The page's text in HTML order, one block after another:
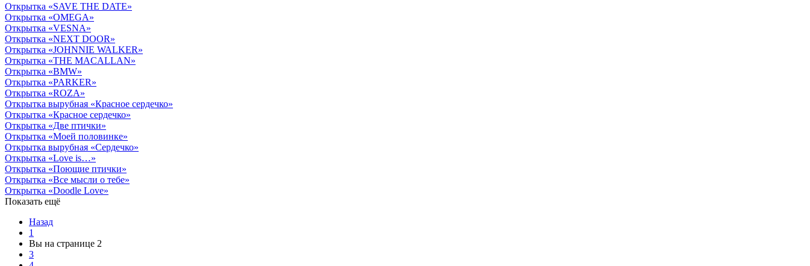
Открытка «SAVE THE DATE»
Открытка «OMEGA»
Открытка «VESNA»
Открытка «NEXT DOOR»
Открытка «JOHNNIE WALKER»
Открытка «THE MACALLAN»
Открытка «BMW»
Открытка «PARKER»
Открытка «ROZA»
Открытка вырубная «Красное сердечко»
Открытка «Красное сердечко»
Открытка «Две птички»
Открытка «Моей половинке»
Открытка вырубная «Сердечко»
Открытка «Love is…»
Открытка «Поющие птички»
Открытка «Все мысли о тебе»
Открытка «Doodle Love»
Показать ещё
Назад
1
Вы на странице 2
3